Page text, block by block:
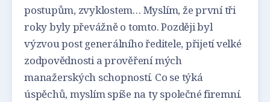
postupům, zvyklostem… Myslím, že první tři
roky byly převážně o tomto. Později byl
výzvou post generálního ředitele, přijetí velké
zodpovědnosti a prověření mých
manažerských schopností. Co se týká
úspěchů, myslím spíše na ty společné firemní.